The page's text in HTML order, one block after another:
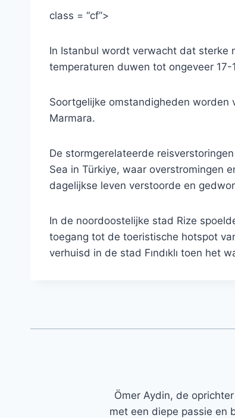
class = “cf”>
In Istanbul wordt verwacht dat sterke
temperaturen duwen tot ongeveer 17-
Soortgelijke omstandigheden worden
Marmara.
De stormgerelateerde
Sea in Türkiye, waar overstromingen
dagelijkse leven verstoorde en
In de noordoostelijke stad Rize
toegang tot de toeristische hotspot
verhuisd in de stad Fındıklı toen het
Ömer Aydin, de
met een diepe passie en